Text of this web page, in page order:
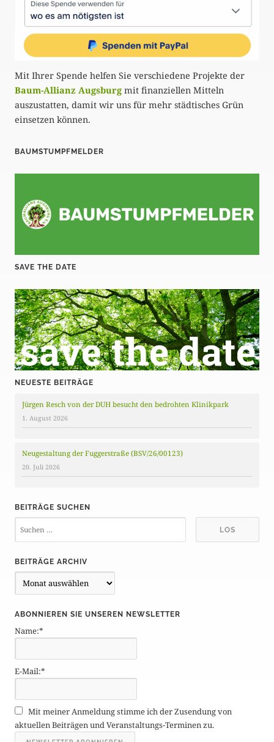
Mit Ihrer Spende helfen Sie verschiedene Projekte der
Baum-Allianz Augsburg mit finanziellen Mitteln
auszustatten, damit wir uns für mehr städtisches Grün
einsetzen können.
BAUMSTUMPFMELDER
SAVE THE DATE
NEUESTE BEITRÄGE
Jürgen Resch von der DUH besucht den bedrohten Klinikpark
1. August 2026
Neugestaltung der Fuggerstraße (BSV/26/00123)
20. Juli 2026
BEITRÄGE SUCHEN
BEITRÄGE ARCHIV
e
t
r
g
e
r
c
h
ABONNIEREN SIE UNSEREN NEWSLETTER
Name:*
E-Mail:*
Mit meiner Anmeldung stimme ich der Zusendung von
aktuellen Beiträgen und Veranstaltungs-Terminen zu.